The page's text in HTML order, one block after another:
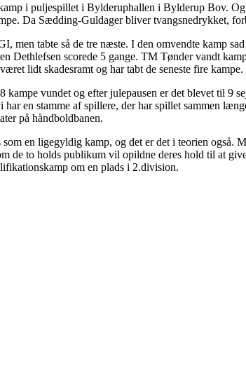
i puljespillet i Bylderuphallen i Bylderup Bov.
Da Sædding-Guldager bliver tvangsnedrykket,
men tabte så de tre næste. I den omvendte kamp
Dethlefsen scorede 5 gange. TM Tønder vandt
lidt skadesramt og har tabt de seneste fire kampe.
vundet og efter julepausen er det blevet til 9
har en stamme af spillere, der har spillet sammen
på håndboldbanen.
en ligegyldig kamp, og det er det i teorien også.
de to holds publikum vil opildne deres hold til at
om en plads i 2.division.